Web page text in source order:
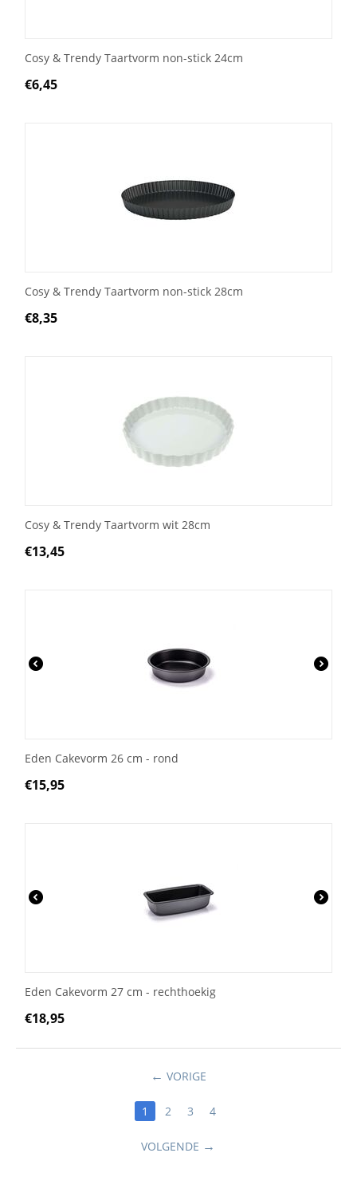
Cosy & Trendy Taartvorm non-stick 24cm
€6,45
Cosy & Trendy Taartvorm non-stick 28cm
€8,35
Cosy & Trendy Taartvorm wit 28cm
€13,45
Eden Cakevorm 26 cm - rond
€15,95
Eden Cakevorm 27 cm - rechthoekig
€18,95
VORIGE
1 2 3 4
VOLGENDE